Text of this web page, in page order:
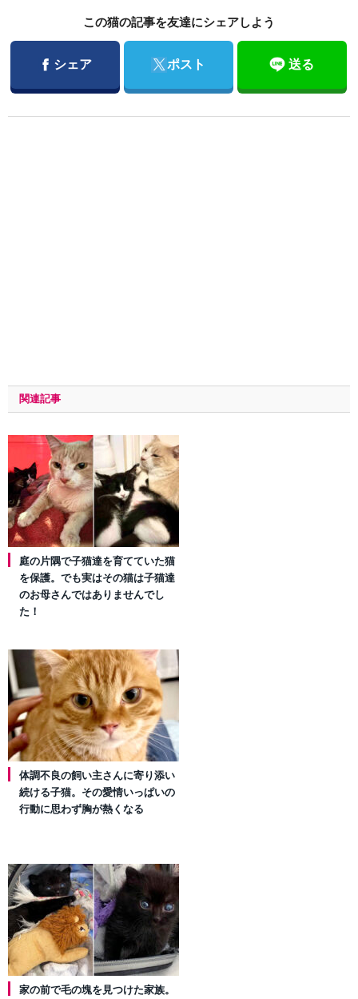
この猫の記事を友達にシェアしよう
Facebook
シェア Twitter
ポスト 送る
関連記事
庭の片隅で子猫達を育てていた猫
を保護。でも実はその猫は子猫達
のお母さんではありませんでし
た！
体調不良の飼い主さんに寄り添い
続ける子猫。その愛情いっぱいの
行動に思わず胸が熱くなる
家の前で毛の塊を見つけた家族。